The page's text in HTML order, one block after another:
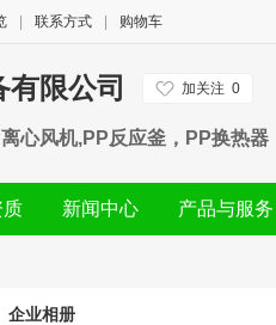
联系方式 购物车
限公司 加关注 0
心风机,PP反应釜，PP换热器
质 新闻中心 产品与服务
企业相册